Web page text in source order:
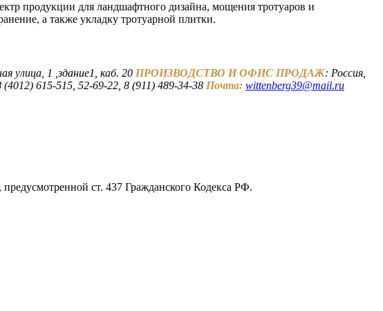
продукции для ландшафтного дизайна, мощения тротуаров и
а также укладку тротуарной плитки.
улица, 1 ,здание1, каб. 20 ПРОИЗВОДСТВО И ОФИС ПРОДАЖ: Россия,
(4012) 615-515, 52-69-22, 8 (911) 489-34-38 Почта: wittenberg39@mail.ru
ст. 437 Гражданского Кодекса РФ.